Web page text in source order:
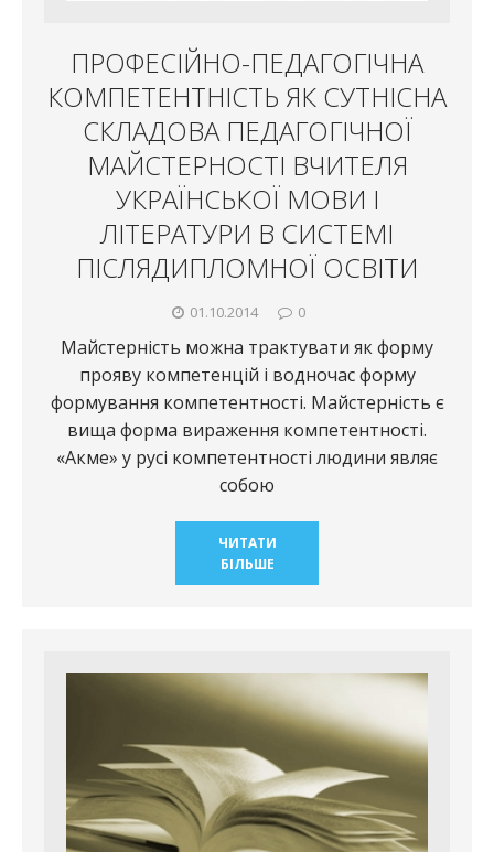
ПРОФЕСІЙНО-ПЕДАГОГІЧНА
КОМПЕТЕНТНІСТЬ ЯК СУТНІСНА
СКЛАДОВА ПЕДАГОГІЧНОЇ
МАЙСТЕРНОСТІ ВЧИТЕЛЯ
УКРАЇНСЬКОЇ МОВИ І
ЛІТЕРАТУРИ В СИСТЕМІ
ПІСЛЯДИПЛОМНОЇ ОСВІТИ
01.10.2014 0
Майстерність можна трактувати як форму
прояву компетенцій і водночас форму
формування компетентності. Майстерність є
вища форма вираження компетентності.
«Акме» у русі компетентності людини являє
собою
ЧИТАТИ
БІЛЬШЕ